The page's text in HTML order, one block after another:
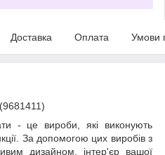
Доставка Оплата Умови
- це вироби, які виконують
За допомогою цих виробів з
дизайном, інтер'єр вашої